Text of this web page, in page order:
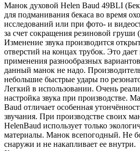
Манок духовой Helen Baud 49BLI
для подманивания бекаса во время
исследований или при фото- и
за счет сокращения резиновой
Изменение звука производится
отверстий на концах трубок. Это
применения разнообразных
данный манок не надо.
небольшие быстрые удары по
Легкий в использовании. Очень
настройка звука при производстве.
Baud отличает особенная
звучания. При производстве своих
HelenBaud использует только
материалы. Манок всепогодный. Не
снаружи и не накапливает ее внутри.